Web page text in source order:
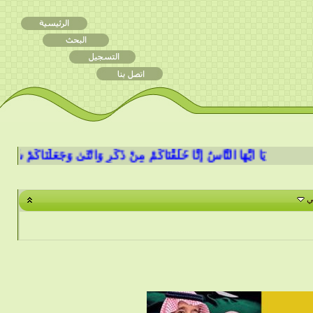
يَا أَيُّهَا النَّاسُ إِنَّا خَلَقْنَاكُمْ مِنْ ذَكَرٍ وَأُنْثَىٰ وَجَعَلْنَاكُمْ